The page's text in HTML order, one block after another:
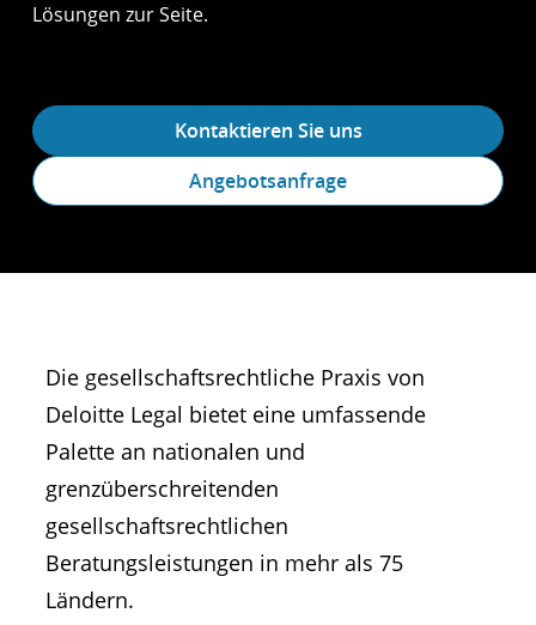
Lösungen zur Seite.
Kontaktieren Sie uns
Angebotsanfrage
Die gesellschaftsrechtliche Praxis von
Deloitte Legal bietet eine umfassende
Palette an nationalen und
grenzüberschreitenden
gesellschaftsrechtlichen
Beratungsleistungen in mehr als 75
Ländern.